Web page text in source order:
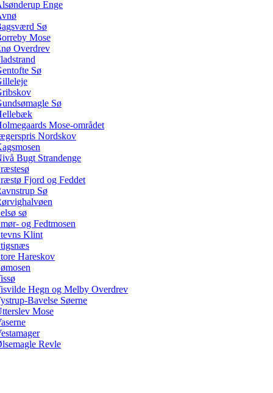
Enge
Sø
Mose
Overdrev
Sø
Sø
Mose-området
Nordskov
Bugt Strandenge
Fjord og Feddet
Sø
sø
og Fedtmosen
Klint
Hareskov
Hegn og Melby Overdrev
Bavelse Søerne
Mose
Revle